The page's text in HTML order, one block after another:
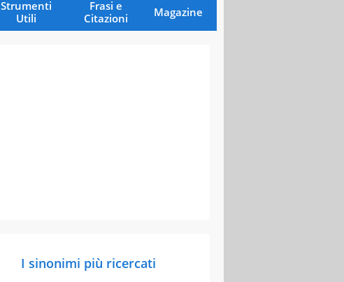
Strumenti
Utili
Frasi e
Citazioni
Magazine
I sinonimi più ricercati